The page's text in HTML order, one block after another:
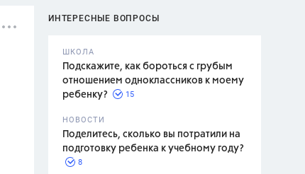
ИНТЕРЕСНЫЕ ВОПРОСЫ
ШКОЛА
Подскажите, как бороться с грубым
отношением одноклассников к моему
ребенку?
15
НОВОСТИ
Поделитесь, сколько вы потратили на
подготовку ребенка к учебному году?
8